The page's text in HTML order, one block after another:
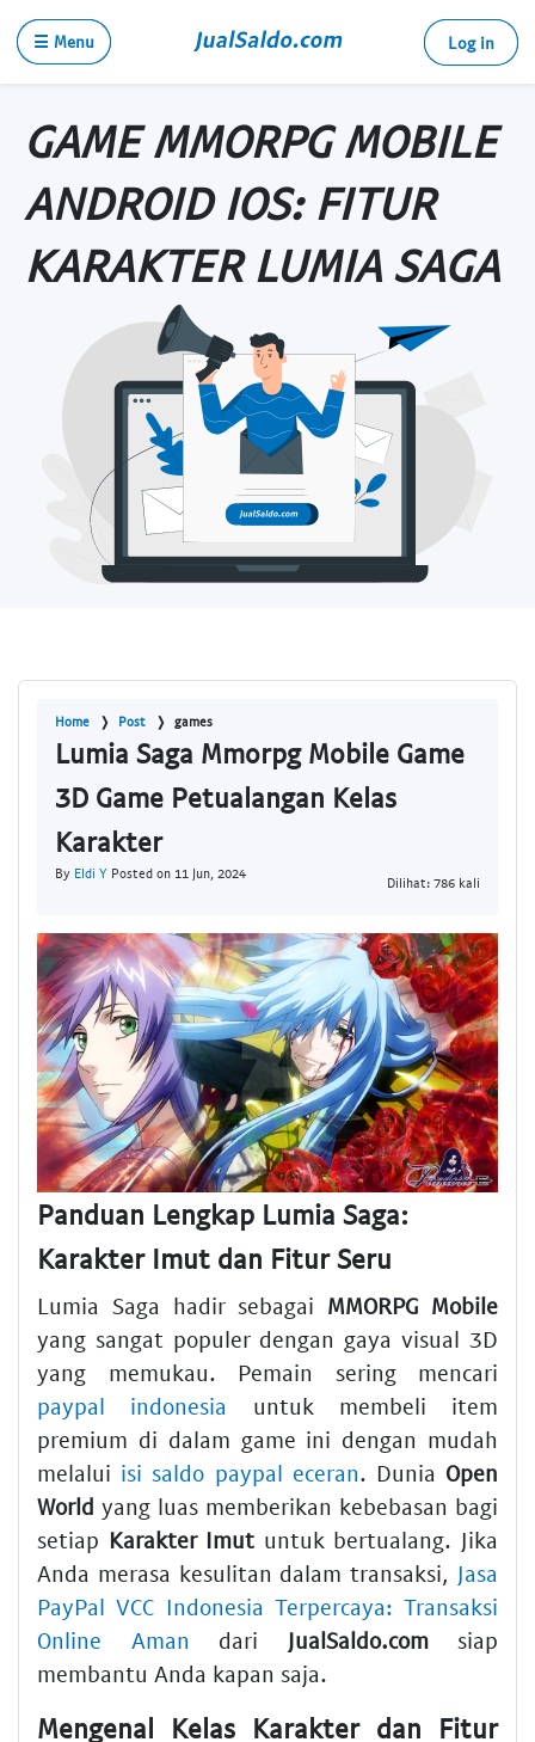
☰ Menu Log in
GAME MMORPG MOBILE
ANDROID IOS: FITUR
KARAKTER LUMIA SAGA
Home Post games
Lumia Saga Mmorpg Mobile Game
3D Game Petualangan Kelas
Karakter
By Eldi Y Posted on 11 Jun, 2024
Dilihat: 786 kali
Panduan Lengkap Lumia Saga:
Karakter Imut dan Fitur Seru
Lumia Saga hadir sebagai MMORPG Mobile
yang sangat populer dengan gaya visual 3D
yang memukau. Pemain sering mencari
paypal indonesia untuk membeli item
premium di dalam game ini dengan mudah
melalui isi saldo paypal eceran. Dunia Open
World yang luas memberikan kebebasan bagi
setiap Karakter Imut untuk bertualang. Jika
Anda merasa kesulitan dalam transaksi, Jasa
PayPal VCC Indonesia Terpercaya: Transaksi
Online Aman dari JualSaldo.comsiap
membantu Anda kapan saja.
Mengenal Kelas Karakter dan Fitur